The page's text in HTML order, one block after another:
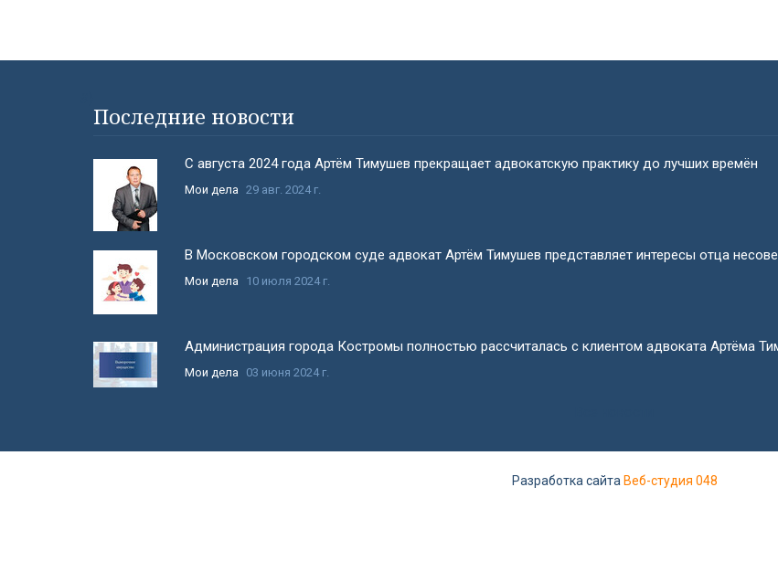
Последние новости
С августа 2024 года Артём Тимушев прекращает адвокатскую практику до лучших времён
Мои дела 29 авг. 2024 г.
В Московском городском суде адвокат Артём Тимушев представляет интересы отца
Мои дела 10 июля 2024 г.
Администрация города Костромы полностью рассчиталась с клиентом адвоката Артёма
Мои дела 03 июня 2024 г.
Разработка сайта Веб-студия 048